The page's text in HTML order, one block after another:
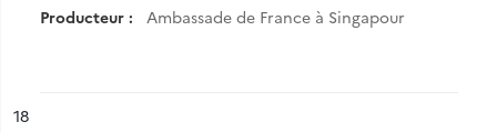
Producteur : Ambassade de France à Singapour
n°
18